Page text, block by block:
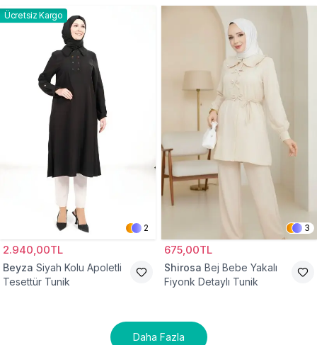
Ücretsiz Kargo
2
2.940,00TL
Beyza Siyah Kolu Apoletli
Tesettür Tunik
3
675,00TL
Shirosa Bej Bebe Yakalı
Fiyonk Detaylı Tunik
Daha Fazla